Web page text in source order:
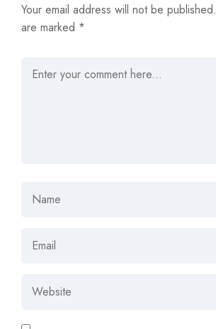
Your email address will not be published.
are marked *